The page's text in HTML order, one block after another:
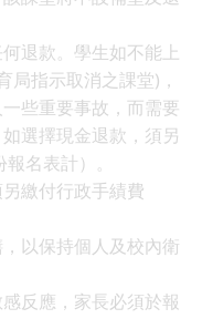
退款。學生如不能上
局指示取消之課堂)，
些重要事故，而需要
選擇現金退款，須另
名表計）。
繳付行政手績費
以保持個人及校內衛
反應，家長必須於報